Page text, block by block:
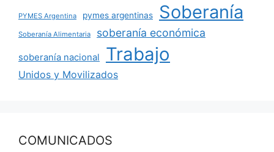
PYMES Argentina pymes argentinas Soberanía
Soberanía Alimentaria soberanía económica
soberanía nacional Trabajo
Unidos y Movilizados
COMUNICADOS